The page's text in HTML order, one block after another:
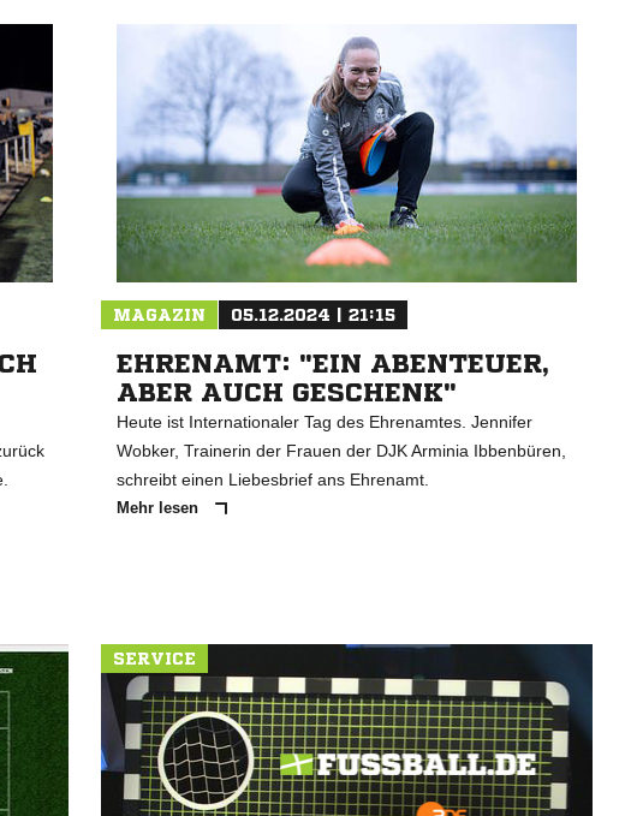
MAGAZIN 05.12.2024 | 21:15
EHRENAMT: "EIN ABENTEUER,
ABER AUCH GESCHENK"
Heute ist Internationaler Tag des Ehrenamtes. Jennifer
Wobker, Trainerin der Frauen der DJK Arminia Ibbenbüren,
schreibt einen Liebesbrief ans Ehrenamt.
Mehr lesen
SERVICE